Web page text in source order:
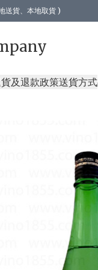
送貨、本地取貨 )
及退款政策送貨方式